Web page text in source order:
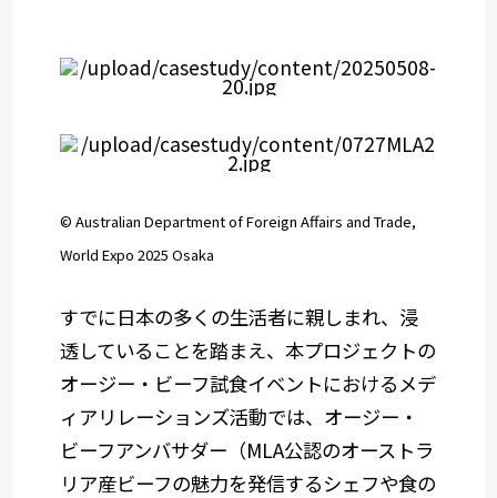
© Australian Department of Foreign Affairs and Trade,
World Expo 2025 Osaka
すでに日本の多くの生活者に親しまれ、浸
透していることを踏まえ、本プロジェクトの
オージー・ビーフ試食イベントにおけるメデ
ィアリレーションズ活動では、オージー・
ビーフアンバサダー（MLA公認のオーストラ
リア産ビーフの魅力を発信するシェフや食の